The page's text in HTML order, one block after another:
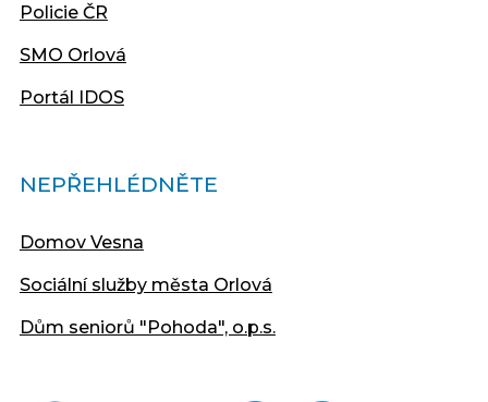
Policie ČR
SMO Orlová
Portál IDOS
NEPŘEHLÉDNĚTE
Domov Vesna
Sociální služby města Orlová
Dům seniorů "Pohoda", o.p.s.